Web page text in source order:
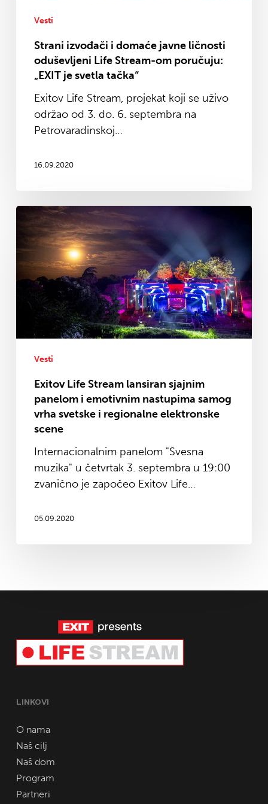
Stream-
„EXIT
svetla
tačka“
Vesti
Strani izvođači i domaće javne ličnosti
oduševljeni Life Stream-om poručuju:
„EXIT je svetla tačka“
Exitov Life Stream, projekat koji se uživo
održao od 3. do. 6. septembra na
Petrovaradinskoj…
16.09.2020
Exitov
Stream
lansiran
sjajnim
panelom
emotivnim
nastupima
samog
svetske
scene
Vesti
Exitov Life Stream lansiran sjajnim
panelom i emotivnim nastupima samog
vrha svetske i regionalne elektronske
scene
Internacionalnim panelom "Svesna
muzika" u četvrtak 3. septembra u 19:00
zvanično je započeo Exitov Life…
05.09.2020
LINKOVI
O nama
Naš cilj
Naš dom
Program
Partneri